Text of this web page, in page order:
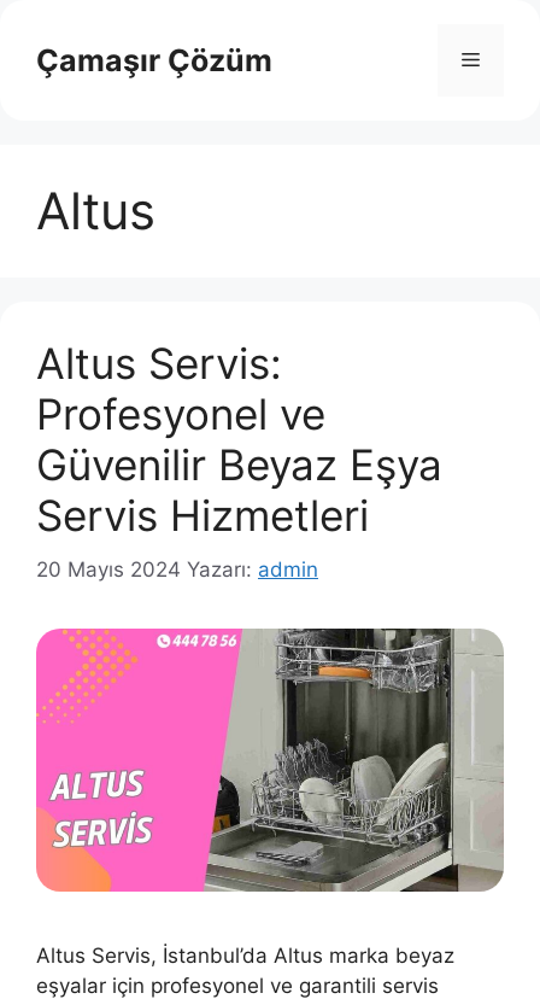
Çamaşır Çözüm Menü
Altus
Altus Servis:
Profesyonel ve
Güvenilir Beyaz Eşya
Servis Hizmetleri
20 Mayıs 2024 Yazarı: admin
Altus Servis, İstanbul’da Altus marka beyaz
eşyalar için profesyonel ve garantili servis